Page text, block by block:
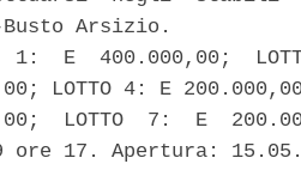
Busto Arsizio.
1:  E  400.000,00;
LOTTO 4: E
LOTTO  7:  E
ore 17. Apertura: